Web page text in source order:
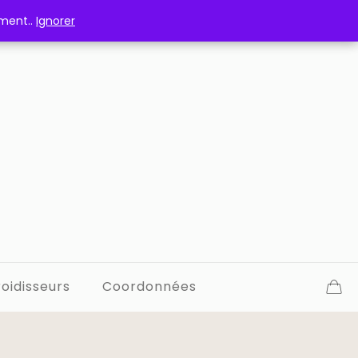
Coordonnées
Ignorer
Ignorer